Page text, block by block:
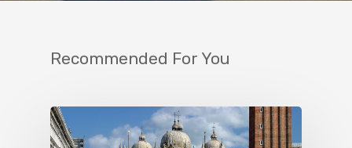
Recommended For You